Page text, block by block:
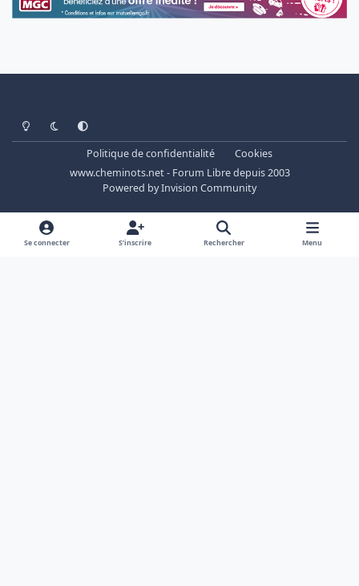
Light ModeDark ModeSystem Preference
Politique de confidentialité
Cookies
www.cheminots.net - Forum Libre depuis 2003
Powered byInvision Community
Se connecter S’inscrire Rechercher Menu